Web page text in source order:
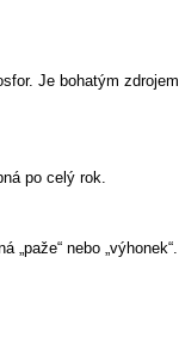
Je bohatým zdrojem
po celý rok.
„paže“ nebo „výhonek“.